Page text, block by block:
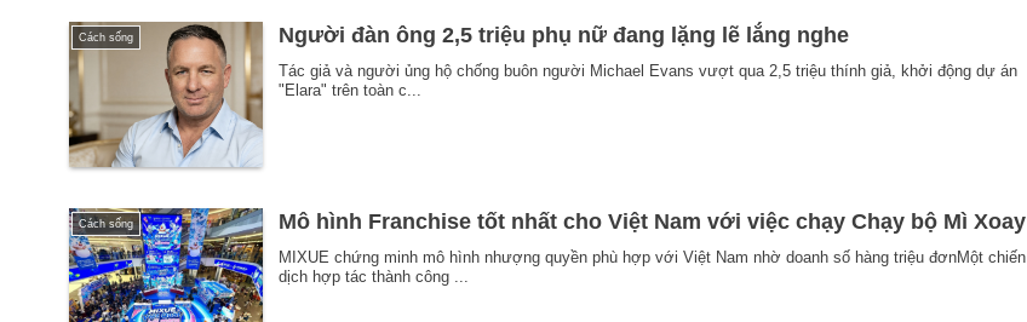
Cách sống Người đàn ông 2,5 triệu phụ nữ đang lặng lẽ lắng nghe
Tác giả và người ủng hộ chống buôn người Michael Evans vượt qua 2,5 triệu thính giả, khởi động dự án
"Elara" trên toàn c...
Cách sống Mô hình Franchise tốt nhất cho Việt Nam với việc chạy Chạy bộ Mì Xoay
MIXUE chứng minh mô hình nhượng quyền phù hợp với Việt Nam nhờ doanh số hàng triệu đơnMột chiến
dịch hợp tác thành công ...